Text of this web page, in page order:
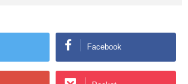
Facebook